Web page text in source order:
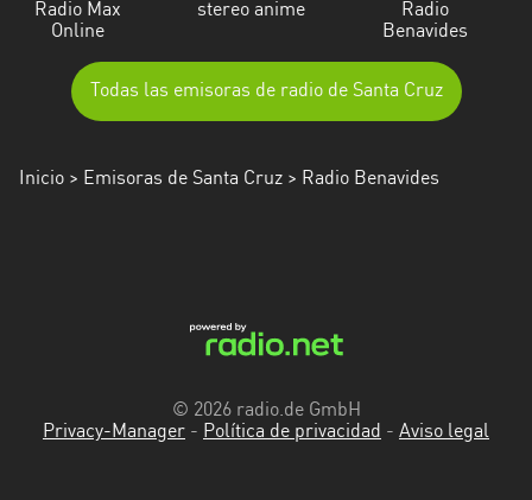
Radio Max
Online
stereo anime
Radio
Benavides
Todas las emisoras de radio de Santa Cruz
Inicio > Emisoras de Santa Cruz > Radio Benavides
© 2026 radio.de GmbH
Privacy-Manager - Política de privacidad - Aviso legal